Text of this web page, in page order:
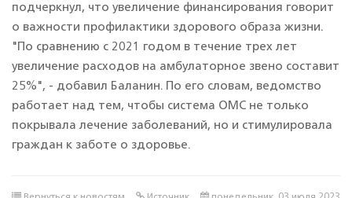
подчеркнул, что увеличение финансирования говорит
о важности профилактики здорового образа жизни.
"По сравнению с 2021 годом в течение трех лет
увеличение расходов на амбулаторное звено составит
25%", - добавил Баланин. По его словам, ведомство
работает над тем, чтобы система ОМС не только
покрывала лечение заболеваний, но и стимулировала
граждан к заботе о здоровье.